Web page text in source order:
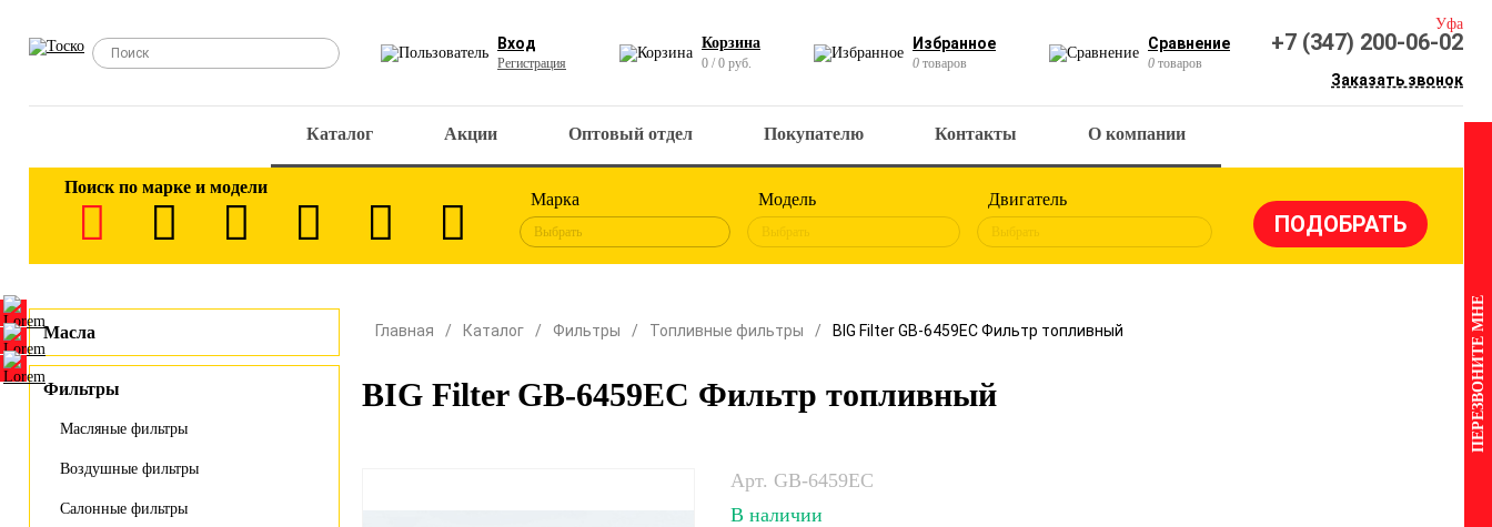
Вход
Регистрация
Корзина
0 / 0 руб.
Избранное
0 товаров
Сравнение
0 товаров
Уфа
+7 (347) 200-06-02
Заказать звонок
Каталог Акции Оптовый отдел Покупателю Контакты О компании
Поиск по марке и модели
Марка
Выбрать
Модель
Выбрать
Двигатель
Выбрать
Масла
Фильтры
Масляные фильтры
Воздушные фильтры
Салонные фильтры
Главная Каталог Фильтры Топливные фильтры BIG Filter GB-6459EC Фильтр топливный
BIG Filter GB-6459EC Фильтр топливный
Арт. GB-6459EC
В наличии
ПЕРЕЗВОНИТЕ МНЕ